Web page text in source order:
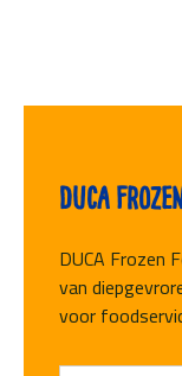
Duca
DUCA Frozen
van
voor